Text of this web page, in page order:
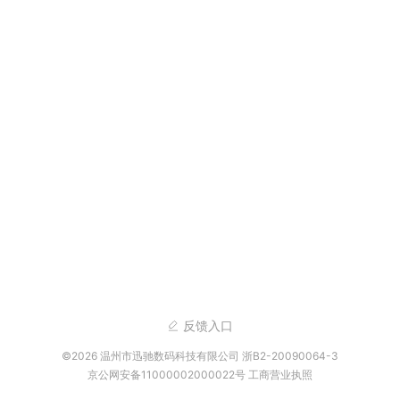
反馈入口
©2026 温州市迅驰数码科技有限公司 浙B2-20090064-3
京公网安备11000002000022号 工商营业执照